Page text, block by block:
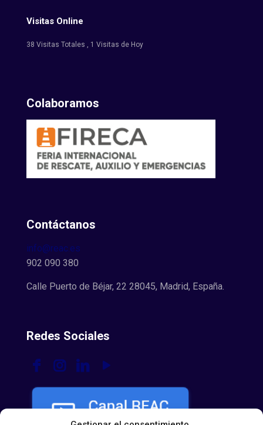
Visitas Online
38 Visitas Totales , 1 Visitas de Hoy
Colaboramos
Contáctanos
info@reac.es
902 090 380
Calle Puerto de Béjar, 22 28045, Madrid, España.
Redes Sociales